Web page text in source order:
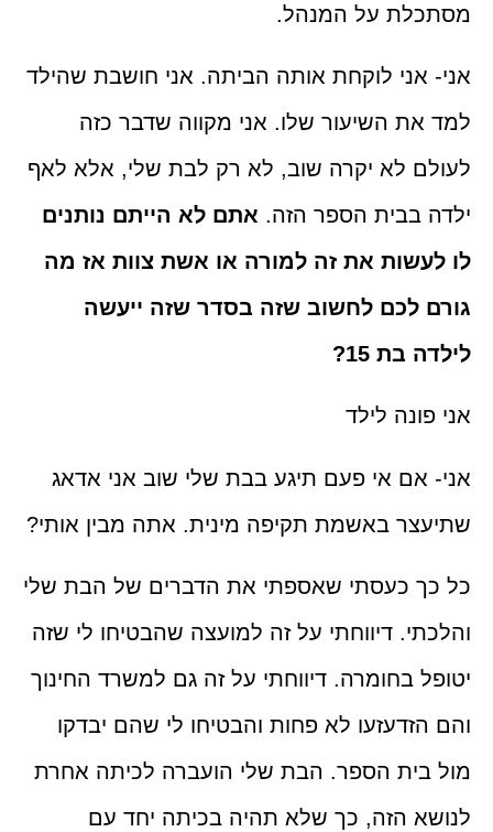
על המנהל.
לוקחת אותה הביתה. אני חושבת שהילד
השיעור שלו. אני מקווה שדבר כזה
לא יקרה שוב, לא רק לבת שלי, אלא לאף
בבית הספר הזה.אתם לא הייתם נותנים
את זה למורה או אשת צוות אז מה
לכם לחשוב שזה בסדר שזה ייעשה
15?
לילד
אי פעם תיגע בבת שלי שוב אני אדאג
באשמת תקיפה מינית. אתה מבין אותי?
כעסתי שאספתי את הדברים של הבת שלי
דיווחתי על זה למועצה שהבטיחו לי שזה
בחומרה. דיווחתי על זה גם למשרד החינוך
לא פחות והבטיחו לי שהם יבדקו
הספר. הבת שלי הועברה לכיתה אחרת
הזה, כך שלא תהיה בכיתה יחד עם